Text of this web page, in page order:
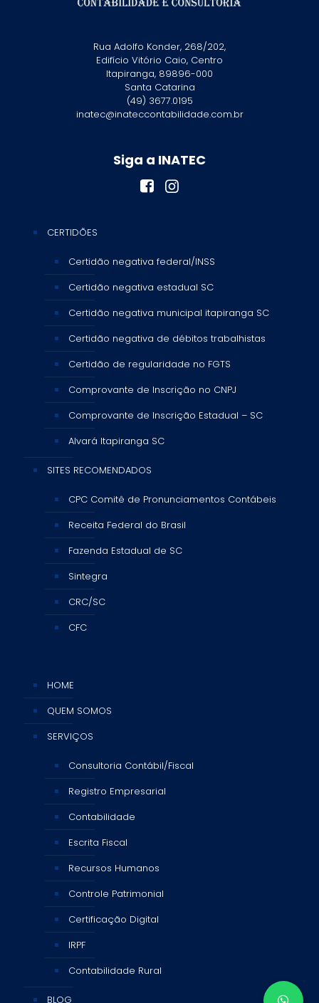
Rua Adolfo Konder, 268/202,
Edifício Vitório Caio, Centro
Itapiranga, 89896-000
Santa Catarina
(49) 3677.0195
inatec@inateccontabilidade.com.br
Siga a INATEC
CERTIDÕES
Certidão negativa federal/INSS
Certidão negativa estadual SC
Certidão negativa municipal itapiranga SC
Certidão negativa de débitos trabalhistas
Certidão de regularidade no FGTS
Comprovante de Inscrição no CNPJ
Comprovante de Inscrição Estadual – SC
Alvará Itapiranga SC
SITES RECOMENDADOS
CPC Comitê de Pronunciamentos Contábeis
Receita Federal do Brasil
Fazenda Estadual de SC
Sintegra
CRC/SC
CFC
HOME
QUEM SOMOS
SERVIÇOS
Consultoria Contábil/Fiscal
Registro Empresarial
Contabilidade
Escrita Fiscal
Recursos Humanos
Controle Patrimonial
Certificação Digital
IRPF
Contabilidade Rural
BLOG